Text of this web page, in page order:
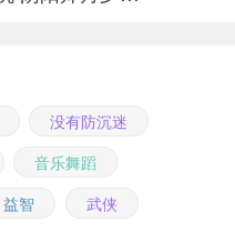
没有防沉迷
音乐舞蹈
益智 武侠